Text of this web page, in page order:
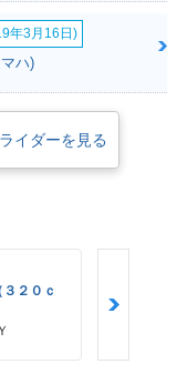
年3月16日)
ハ)
イダーを見る
２０ｃ